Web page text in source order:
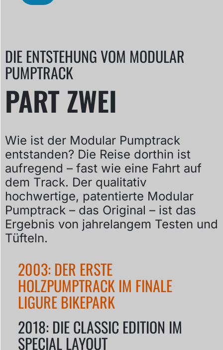
DIE ENTSTEHUNG VOM MODULAR
PUMPTRACK
PART ZWEI
Wie ist der Modular Pumptrack
entstanden? Die Reise dorthin ist
aufregend – fast wie eine Fahrt auf
dem Track. Der qualitativ
hochwertige, patentierte Modular
Pumptrack – das Original – ist das
Ergebnis von jahrelangem Testen und
Tüfteln.
2003: DER ERSTE
HOLZPUMPTRACK IM FINALE
LIGURE BIKEPARK
2018: DIE CLASSIC EDITION IM
SPECIAL LAYOUT